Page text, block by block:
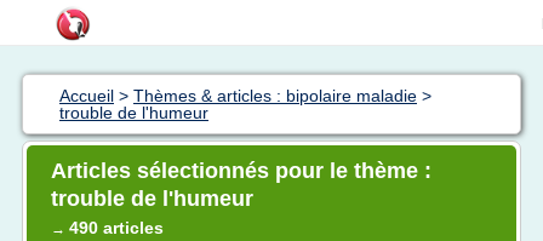
Accueil > Thèmes & articles : bipolaire maladie >
trouble de l'humeur
Articles sélectionnés pour le thème :
trouble de l'humeur
→ 490 articles